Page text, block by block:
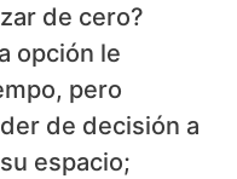
de cero?
opción le
pero
de decisión a
espacio;